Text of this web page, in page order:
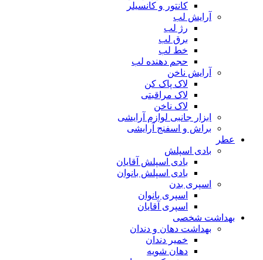
کانتور و کانسیلر
آرایش لب
رژ لب
برق لب
خط لب
حجم دهنده لب
آرایش ناخن
لاک پاک کن
لاک مراقبتی
لاک ناخن
ابزار جانبی لوازم آرایشی
براش و اسفنج آرایشی
عطر
بادی اسپلش
بادی اسپلش آقایان
بادی اسپلش بانوان
اسپری بدن
اسپری بانوان
اسپری آقایان
بهداشت شخصی
بهداشت دهان و دندان
خمیر دندان
دهان شویه